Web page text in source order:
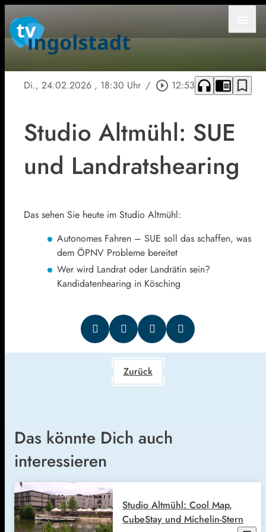
Di., 24.02.2026 , 18:30 Uhr / play_circle_outline 12:53 headphones chrome_reader_mode bookmark_border
Studio Altmühl: SUE
und Landratshearing
Das sehen Sie heute im Studio Altmühl:
Autonomes Fahren – SUE soll das schaffen, was
dem ÖPNV Probleme bereitet
Wer wird Landrat oder Landrätin sein?
Kandidatenhearing in Kösching
Zurück
Das könnte Dich auch
interessieren
Studio Altmühl: Cool Map,
CubeStay und Michelin-Stern